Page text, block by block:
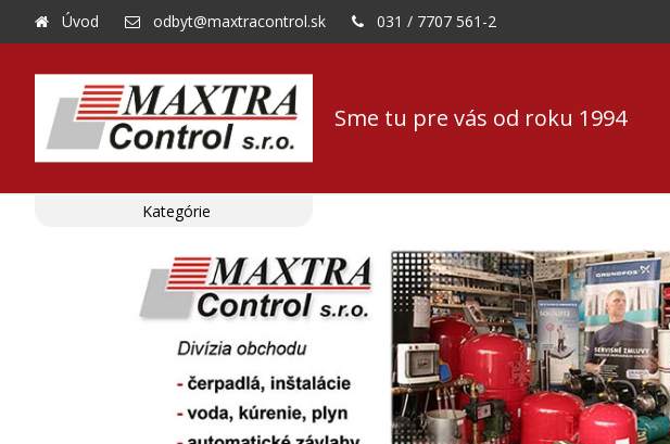
Sme tu pre vás od roku 1994
Úvod odbyt@maxtracontrol.sk 031 / 7707 561-2
Kategórie